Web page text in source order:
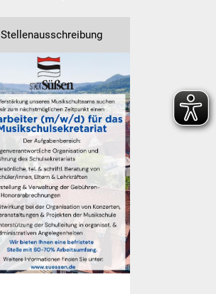
Ausschreibung
Gewerbeverzeichnis
Gewerbe - Selbsteintrag
Stellenausschreibung